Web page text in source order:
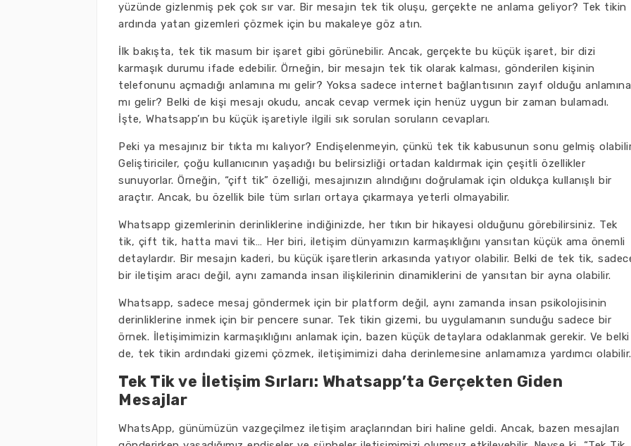
yüzünde gizlenmiş pek çok sır var. Bir mesajın tek tik oluşu, gerçekte ne anlama geliyor? Tek tikin
ardında yatan gizemleri çözmek için bu makaleye göz atın.
İlk bakışta, tek tik masum bir işaret gibi görünebilir. Ancak, gerçekte bu küçük işaret, bir dizi
karmaşık durumu ifade edebilir. Örneğin, bir mesajın tek tik olarak kalması, gönderilen kişinin
telefonunu açmadığı anlamına mı gelir? Yoksa sadece internet bağlantısının zayıf olduğu anlamına
mı gelir? Belki de kişi mesajı okudu, ancak cevap vermek için henüz uygun bir zaman bulamadı.
İşte, Whatsapp’ın bu küçük işaretiyle ilgili sık sorulan soruların cevapları.
Peki ya mesajınız bir tıkta mı kalıyor? Endişelenmeyin, çünkü tek tik kabusunun sonu gelmiş
Geliştiriciler, çoğu kullanıcının yaşadığı bu belirsizliği ortadan kaldırmak için çeşitli özellikler
sunuyorlar. Örneğin, “çift tik” özelliği, mesajınızın alındığını doğrulamak için oldukça kullanışlı bir
araçtır. Ancak, bu özellik bile tüm sırları ortaya çıkarmaya yeterli olmayabilir.
Whatsapp gizemlerinin derinliklerine indiğinizde, her tıkın bir hikayesi olduğunu görebilirsiniz. Tek
tik, çift tik, hatta mavi tik… Her biri, iletişim dünyamızın karmaşıklığını yansıtan küçük ama önemli
detaylardır. Bir mesajın kaderi, bu küçük işaretlerin arkasında yatıyor olabilir. Belki de tek tik,
bir iletişim aracı değil, aynı zamanda insan ilişkilerinin dinamiklerini de yansıtan bir ayna olabilir.
Whatsapp, sadece mesaj göndermek için bir platform değil, aynı zamanda insan psikolojisinin
derinliklerine inmek için bir pencere sunar. Tek tikin gizemi, bu uygulamanın sunduğu sadece bir
örnek. İletişimimizin karmaşıklığını anlamak için, bazen küçük detaylara odaklanmak gerekir. Ve belki
de, tek tikin ardındaki gizemi çözmek, iletişimimizi daha derinlemesine anlamamıza yardımcı olabilir.
Tek Tik ve İletişim Sırları: Whatsapp’ta Gerçekten Giden
Mesajlar
WhatsApp, günümüzün vazgeçilmez iletişim araçlarından biri haline geldi. Ancak, bazen mesajları